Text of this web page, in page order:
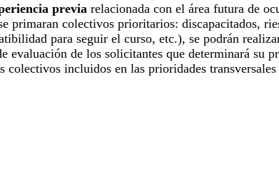
previa relacionada con el área futura de
primaran colectivos prioritarios: discapacitados,
para seguir el curso, etc.), se podrán
evaluación de los solicitantes que determinará
incluidos en las prioridades